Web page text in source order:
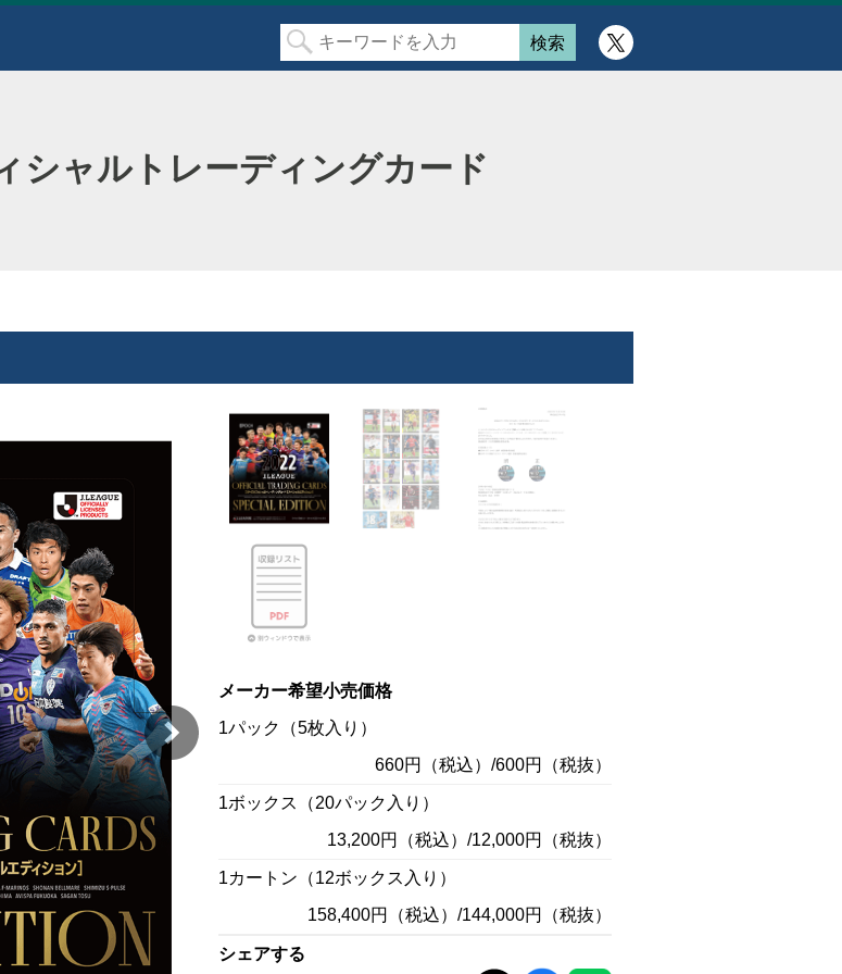
シャルトレーディングカード
メーカー希望小売価格
1パック（5枚入り）
660円（税込）/600円（税抜）
1ボックス（20パック入り）
13,200円（税込）/12,000円（税抜）
1カートン（12ボックス入り）
158,400円（税込）/144,000円（税抜）
シェアする